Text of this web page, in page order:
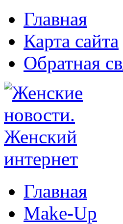
Главная
Карта сайта
Обратная
Главная
Make-Up